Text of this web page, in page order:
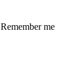
Remember me